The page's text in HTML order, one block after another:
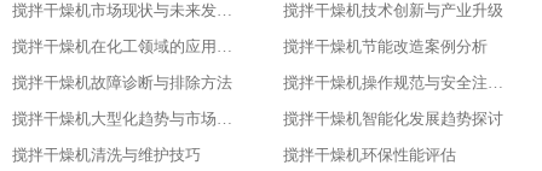
搅拌干燥机市场现状与未来发展趋势
搅拌干燥机技术创新与产业升级
搅拌干燥机在化工领域的应用实践
搅拌干燥机节能改造案例分析
搅拌干燥机故障诊断与排除方法
搅拌干燥机操作规范与安全注意事项
搅拌干燥机大型化趋势与市场应用
搅拌干燥机智能化发展趋势探讨
搅拌干燥机清洗与维护技巧
搅拌干燥机环保性能评估